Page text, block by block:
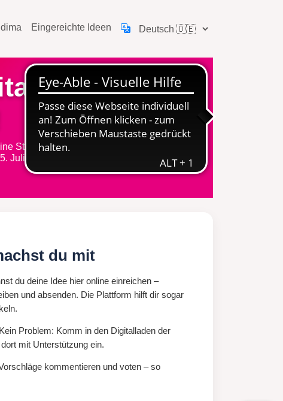
Eingereichte Ideen
Stimme zählt!
Juli 2025.
du mit
du deine Idee hier online einreichen –
und absenden. Die Plattform hilft dir sogar
Problem: Komm in den Digitalladen der
mit Unterstützung ein.
kommentieren und voten – so